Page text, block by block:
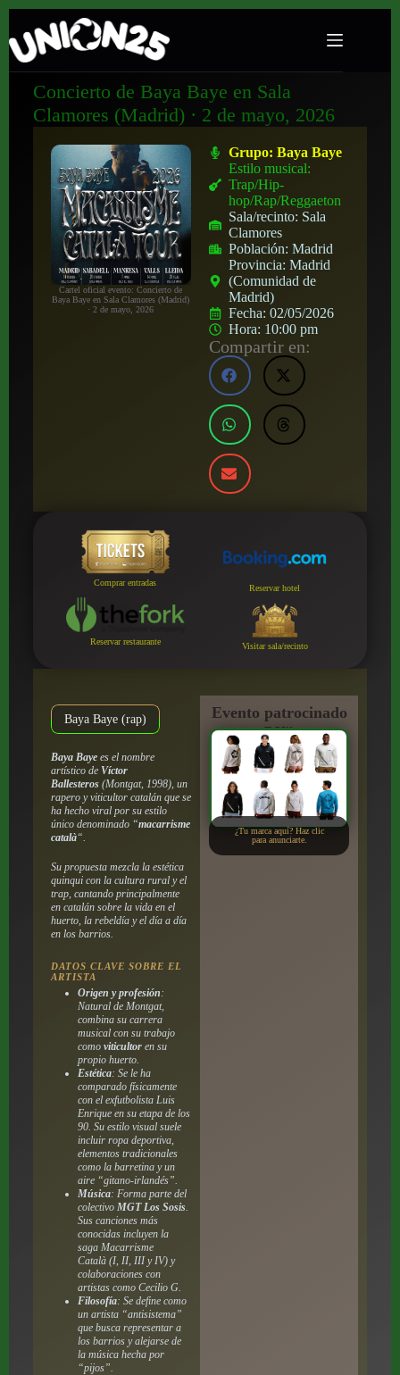
Concierto de Baya Baye en Sala
Clamores (Madrid) · 2 de mayo, 2026
Cartel oficial evento: Concierto de
Baya Baye en Sala Clamores (Madrid)
· 2 de mayo, 2026
Grupo:Baya Baye
Estilo musical:
Trap/Hip-
hop/Rap/Reggaeton
Sala/recinto: Sala
Clamores
Población:Madrid
Provincia:Madrid
(Comunidad de
Madrid)
Fecha:02/05/2026
Hora: 10:00 pm
Compartir en:
Comprar entradas
Reservar hotel
Reservar restaurante Visitar sala/recinto
Baya Baye (rap)
Baya Bayees el nombre
artístico de Víctor
Ballesteros(Montgat, 1998), un
rapero y viticultor catalán que se
ha hecho viral por su estilo
único denominado “macarrisme
català“.
Su propuesta mezcla la estética
quinqui con la cultura rural y el
trap, cantando principalmente
en catalán sobre la vida en el
huerto, la rebeldía y el día a día
en los barrios.
DATOS CLAVE SOBRE EL
ARTISTA
Origen y profesión:
Natural de Montgat,
combina su carrera
musical con su trabajo
como viticultoren su
propio huerto.
Estética: Se le ha
comparado físicamente
con el exfutbolista Luis
Enrique en su etapa de los
90. Su estilo visual suele
incluir ropa deportiva,
elementos tradicionales
como la barretina y un
aire “gitano-irlandés”.
Música: Forma parte del
colectivo MGT Los Sosis.
Sus canciones más
conocidas incluyen la
saga Macarrisme
Català(I, II, III y IV) y
colaboraciones con
artistas como Cecilio G.
Filosofía: Se define como
un artista “antisistema”
que busca representar a
los barrios y alejarse de
la música hecha por
“pijos”.
Evento patrocinado
por:
¿Tu marca aquí? Haz clic
para anunciarte.